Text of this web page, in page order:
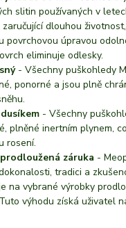
slitin používaných v
zaručující dlouhou
povrchovou úpravou
eliminuje odlesky.
- Všechny puškohledy
ponorné a jsou plně
- Všechny
plněné inertním plynem,
rosení.
záruka -
tradici a
na vybrané výrobky
výhodu získá uživatel